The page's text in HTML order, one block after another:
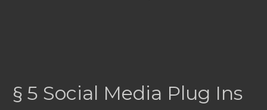
§ 5 Social Media Plug Ins